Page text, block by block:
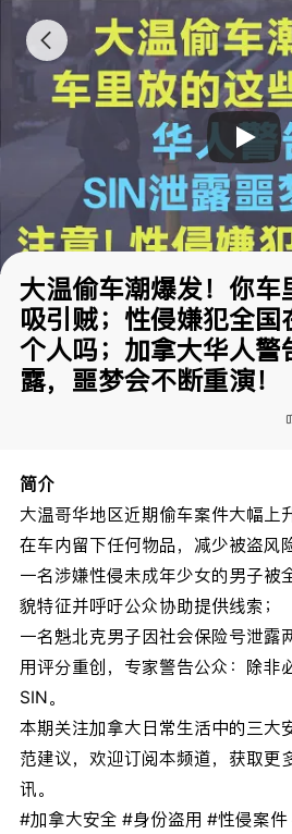
大温偷车潮爆发！你车
吸引贼；性侵嫌犯全国
个人吗；加拿大华人警
露，噩梦会不断重演！
简介
大温哥华地区近期偷车案件大幅上
在车内留下任何物品，减少被盗风
一名涉嫌性侵未成年少女的男子被
貌特征并呼吁公众协助提供线索；
一名魁北克男子因社会保险号泄露
用评分重创，专家警告公众：除非
SIN。
本期关注加拿大日常生活中的三大
范建议，欢迎订阅本频道，获取更
讯。
#加拿大安全 #身份盗用 #性侵案